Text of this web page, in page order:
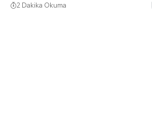
2 Dakika Okuma